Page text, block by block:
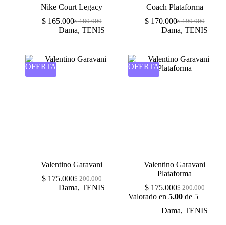
Nike Court Legacy
$180.000
$165.000
Dama, TENIS
Coach Plataforma
$190.000
$170.000
Dama, TENIS
OFERTA
Valentino Garavani
$200.000
$175.000
Dama, TENIS
OFERTA
Valentino Garavani
Plataforma
$200.000
$175.000
Valorado en 5.00 de 5
Dama, TENIS